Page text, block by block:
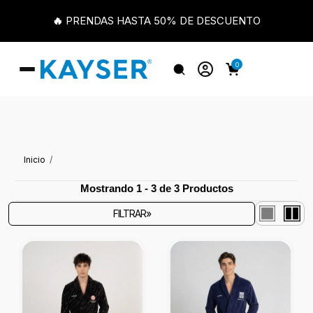
🔥 PRENDAS HASTA 50% DE DESCUENTO
0
Inicio
Mostrando 1 - 3 de 3 Productos
FILTRAR»